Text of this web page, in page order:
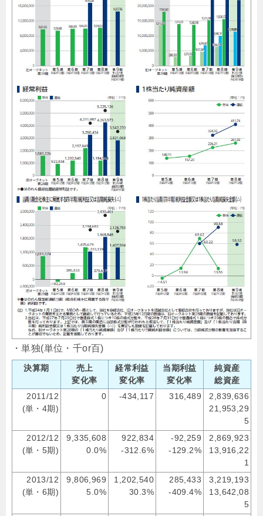
・単独(単位・千or百)
決算期
売上
変化率
経常利益
変化率
当期利益
変化率
純資産
総資産
2011/12
(単・4期)
0 -434,117 316,489
2,839,636
21,953,29
5
2012/12
(単・5期)
9,335,608
0.0%
922,834
-312.6%
-92,259
-129.2%
2,869,923
13,916,22
1
2013/12
(単・6期)
9,806,969
5.0%
1,202,540
30.3%
285,433
-409.4%
3,219,193
13,642,08
5